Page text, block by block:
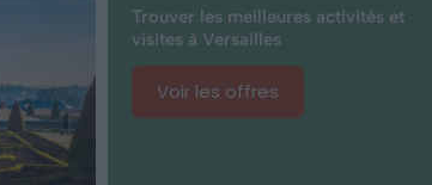
Trouver les meilleures activités et
visites à Versailles
Voir les offres